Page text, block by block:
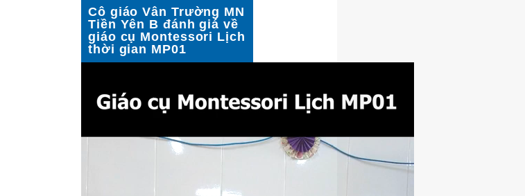
Cô giáo Vân Trường MN
Tiền Yên B đánh giá về
giáo cụ Montessori Lịch
thời gian MP01